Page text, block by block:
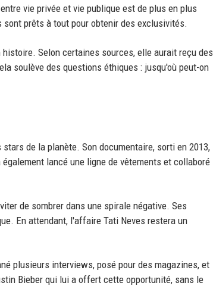
vie privée et vie publique est de plus en plus
prêts à tout pour obtenir des exclusivités.
Selon certaines sources, elle aurait reçu des
soulève des questions éthiques : jusqu'où peut-on
de la planète. Son documentaire, sorti en 2013,
lancé une ligne de vêtements et collaboré
de sombrer dans une spirale négative. Ses
En attendant, l'affaire Tati Neves restera un
plusieurs interviews, posé pour des magazines, et
Bieber qui lui a offert cette opportunité, sans le